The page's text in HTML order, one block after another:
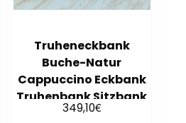
Truheneckbank
Buche-Natur
Cappuccino Eckbank
Truhenbank Sitzbank
modern design
349,10€